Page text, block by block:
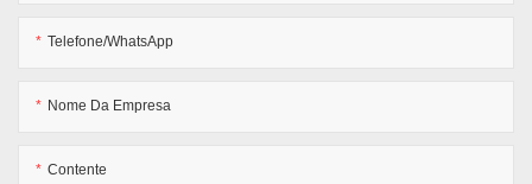
Telefone/WhatsApp
Nome Da Empresa
Contente